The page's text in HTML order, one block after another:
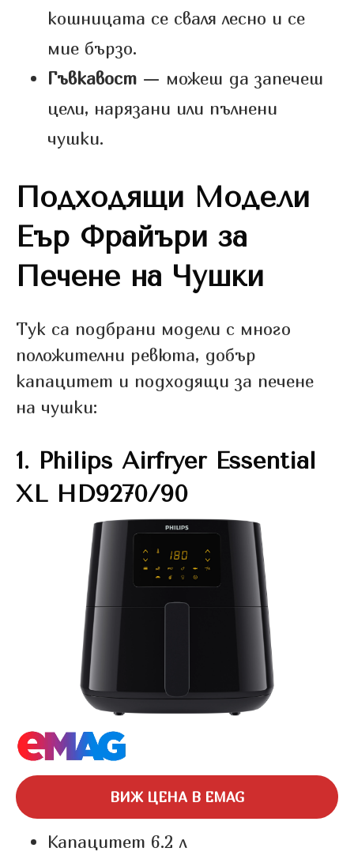
кошницата се сваля лесно и се
мие бързо.
Гъвкавост — можеш да запечеш
цели, нарязани или пълнени
чушки.
Подходящи Модели
Еър Фрайъри за
Печене на Чушки
Тук са подбрани модели с много
положителни ревюта, добър
капацитет и подходящи за печене
на чушки:
1. Philips Airfryer Essential
XL HD9270/90
ВИЖ ЦЕНА В EMAG
Капацитет 6.2 л